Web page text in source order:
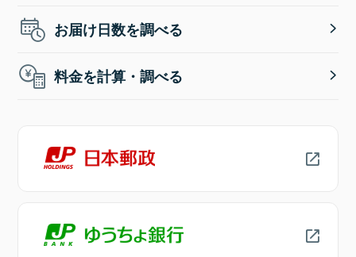
お届け日数を調べる
料金を計算・調べる